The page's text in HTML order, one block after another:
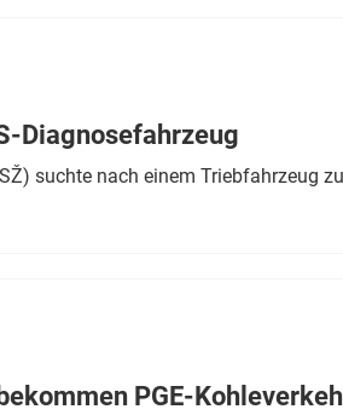
Diagnosefahrzeug
suchte nach einem Triebfahrzeug
PGE-